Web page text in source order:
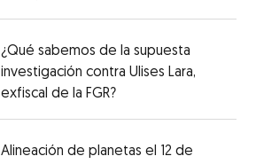
¿Qué sabemos de la supuesta
investigación contra Ulises Lara,
exfiscal de la FGR?
Alineación de planetas el 12 de